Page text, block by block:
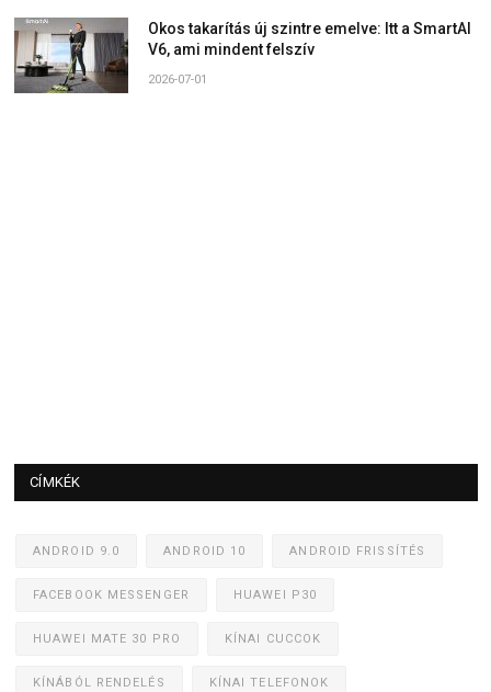
Okos takarítás új szintre emelve: Itt a SmartAI
V6, ami mindent felszív
2026-07-01
CÍMKÉK
ANDROID 9.0 ANDROID 10 ANDROID FRISSÍTÉS
FACEBOOK MESSENGER HUAWEI P30
HUAWEI MATE 30 PRO KÍNAI CUCCOK
KÍNÁBÓL RENDELÉS KÍNAI TELEFONOK